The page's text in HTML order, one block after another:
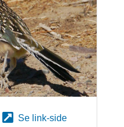
Se link-side